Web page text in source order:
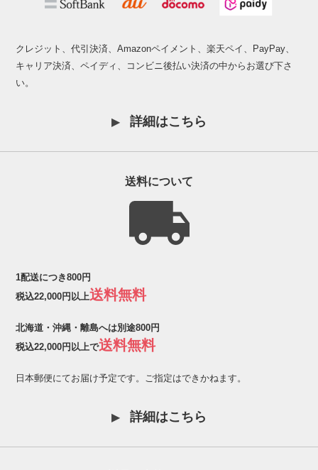
クレジット、代引決済、Amazonペイメント、楽天ペイ、PayPay、
キャリア決済、ペイディ、コンビニ後払い決済の中からお選び下さ
い。
詳細はこちら
送料について
1配送につき800円
税込22,000円以上送料無料
北海道・沖縄・離島へは別途800円
税込22,000円以上で送料無料
日本郵便にてお届け予定です。ご指定はできかねます。
詳細はこちら